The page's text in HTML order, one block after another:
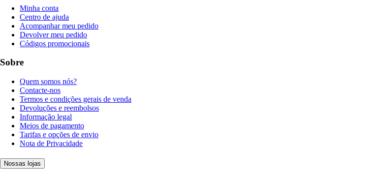
Minha conta
Centro de ajuda
Acompanhar meu pedido
Devolver meu pedido
Códigos promocionais
Sobre
Quem somos nós?
Contacte-nos
Termos e condições gerais de venda
Devoluções e reembolsos
Informação legal
Meios de pagamento
Tarifas e opções de envio
Nota de Privacidade
Nossas lojas